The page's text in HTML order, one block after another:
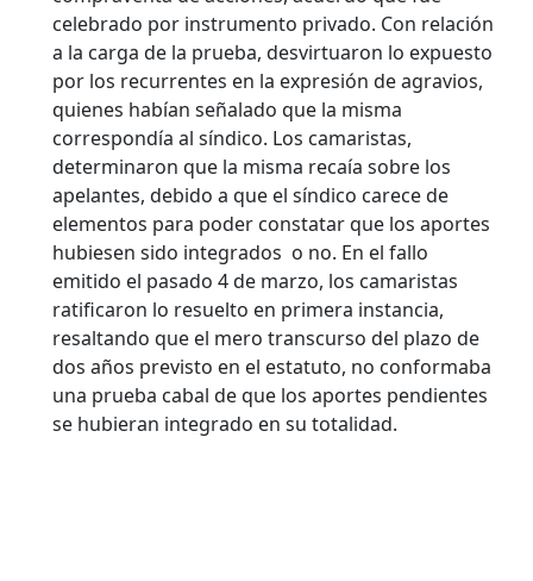
celebrado por instrumento privado. Con relación
a la carga de la prueba, desvirtuaron lo expuesto
por los recurrentes en la expresión de agravios,
quienes habían señalado que la misma
correspondía al síndico. Los camaristas,
determinaron que la misma recaía sobre los
apelantes, debido a que el síndico carece de
elementos para poder constatar que los aportes
hubiesen sido integrados o no. En el fallo
emitido el pasado 4 de marzo, los camaristas
ratificaron lo resuelto en primera instancia,
resaltando que el mero transcurso del plazo de
dos años previsto en el estatuto, no conformaba
una prueba cabal de que los aportes pendientes
se hubieran integrado en su totalidad.